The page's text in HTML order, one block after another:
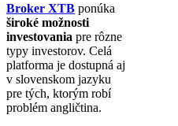
Broker XTB ponúka
široké možnosti
investovania pre rôzne
typy investorov. Celá
platforma je dostupná aj
v slovenskom jazyku
pre tých, ktorým robí
problém angličtina.